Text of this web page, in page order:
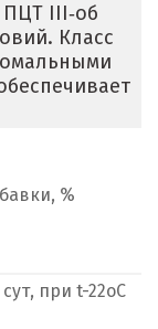
III‑об
Класс
%
при t-22оС